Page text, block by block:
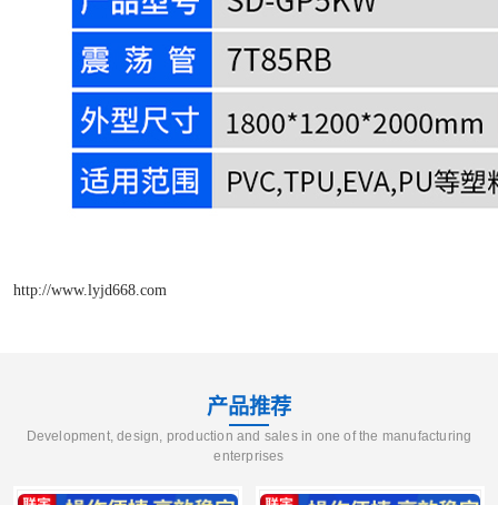
http://www.lyjd668.com
产品推荐
Development, design, production and sales in one of the manufacturing
enterprises